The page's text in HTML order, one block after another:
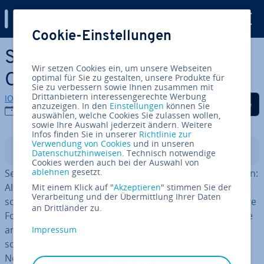
Zum Haupt­in­halt springen
Sto­rytel­ling: Ge­schich­ten als
On­line­mar­ke­ting-Maßnahme
IONOS Redaktion
17.07.2020
Auf Facebook teilen
Auf Twitter teilen
Auf LinkedIn
In­halts­ver­zeich­nis
Seit Jahr­tau­sen­den erzählen sich Menschen Ge­schich­ten:
All­täg­li­ches, Phan­tas­ti­sches, Lehr­rei­ches oder Ro­man­ti­
sches – für so ziemlich alles hat die Mensch­heit narrative
Formen gefunden. Ge­schich­ten regen unsere Phantasie
an, entführen uns aus dem Alltag und stiften Ge­mein­
schaf­ten. Mehr noch: Sie tradieren die Werte und
Normen einer Ge­sell­schaft und bilden das Fundament
Cookie-Einstellungen
Wir setzen Cookies ein, um unsere Webseiten
optimal für Sie zu gestalten, unsere Produkte für
Sie zu verbessern sowie Ihnen zusammen mit
Drittanbietern interessengerechte Werbung
anzuzeigen. In den Einstellungen können Sie
auswählen, welche Cookies Sie zulassen wollen,
sowie Ihre Auswahl jederzeit ändern. Weitere
Infos finden Sie in unserer Richtlinie zur
Verwendung von Cookies und in unseren
Datenschutzhinweisen. Technisch notwendige
Cookies werden auch bei der Auswahl von
ablehnen gesetzt.
Mit einem Klick auf "Akzeptieren" stimmen Sie der
Verarbeitung und der Übermittlung Ihrer Daten
an Drittländer zu.
Impressum